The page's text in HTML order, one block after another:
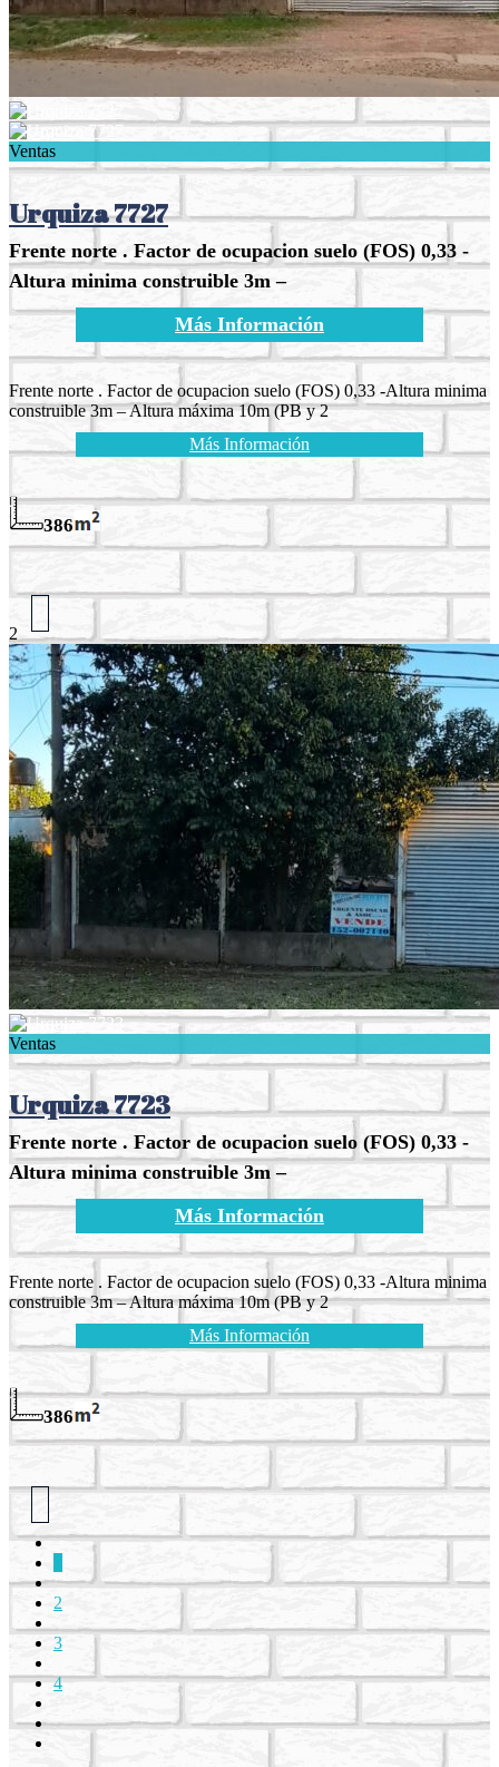
Ventas
Urquiza 7727
Frente norte . Factor de ocupacion suelo (FOS) 0,33 -
Altura minima construible 3m –
Más Información
Frente norte . Factor de ocupacion suelo (FOS) 0,33 -Altura minima
construible 3m – Altura máxima 10m (PB y 2
Más Información
386
2
Ventas
Urquiza 7723
Frente norte . Factor de ocupacion suelo (FOS) 0,33 -
Altura minima construible 3m –
Más Información
Frente norte . Factor de ocupacion suelo (FOS) 0,33 -Altura minima
construible 3m – Altura máxima 10m (PB y 2
Más Información
386
2
3
4